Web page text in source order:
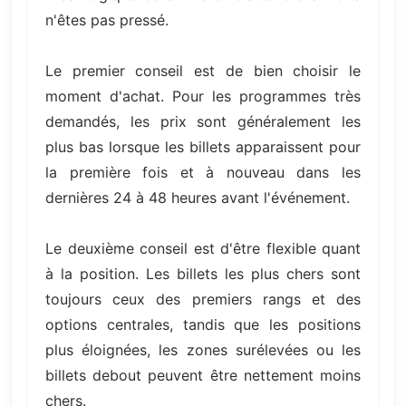
n'êtes pas pressé.
Le premier conseil est de bien choisir le
moment d'achat. Pour les programmes très
demandés, les prix sont généralement les
plus bas lorsque les billets apparaissent pour
la première fois et à nouveau dans les
dernières 24 à 48 heures avant l'événement.
Le deuxième conseil est d'être flexible quant
à la position. Les billets les plus chers sont
toujours ceux des premiers rangs et des
options centrales, tandis que les positions
plus éloignées, les zones surélevées ou les
billets debout peuvent être nettement moins
chers.